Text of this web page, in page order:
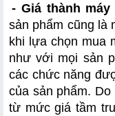
- Giá thành
sản phẩm cũng là
khi lựa chọn mua
như với mọi sản
các chức năng
của sản phẩm.
từ mức giá tầm